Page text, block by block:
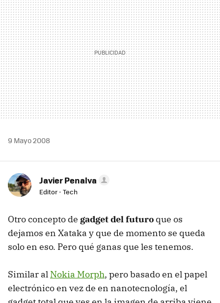
9 Mayo 2008
Javier Penalva
Editor - Tech
Otro concepto de gadget del futuro que os
dejamos en Xataka y que de momento se queda
solo en eso. Pero qué ganas que les tenemos.
Similar al Nokia Morph, pero basado en el papel
electrónico en vez de en nanotecnología, el